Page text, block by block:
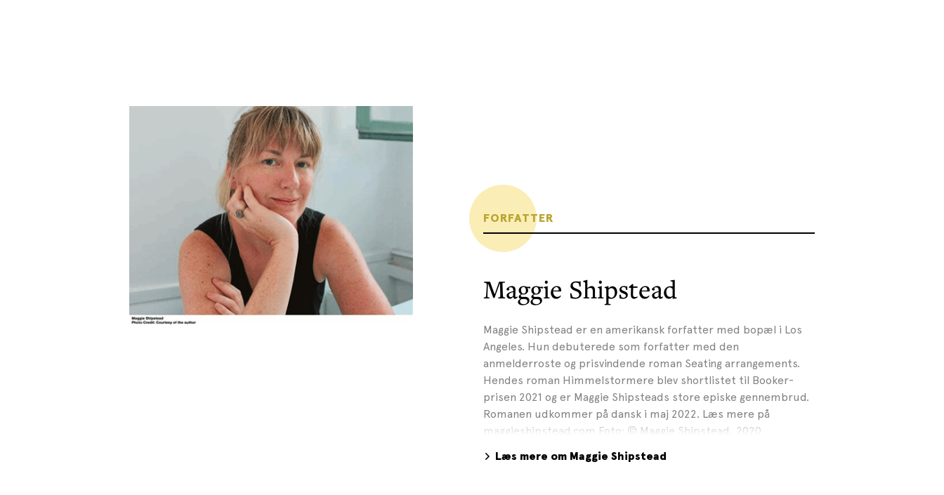
FORFATTER
Maggie Shipstead
Maggie Shipstead er en amerikansk forfatter med bopæl i Los
Angeles. Hun debuterede som forfatter med den
anmelderroste og prisvindende roman Seating arrangements.
Hendes roman Himmelstormere blev shortlistet til Booker-
prisen 2021 og er Maggie Shipsteads store episke gennembrud.
Romanen udkommer på dansk i maj 2022. Læs mere på
maggieshipstead.com Foto: © Maggie Shipstead, 2020
Læs mere om Maggie Shipstead